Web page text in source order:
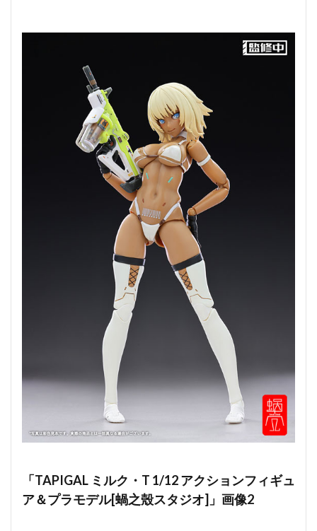
「TAPIGAL ミルク・T 1/12 アクションフィギュ
ア＆プラモデル[蝸之殼スタジオ]」画像2